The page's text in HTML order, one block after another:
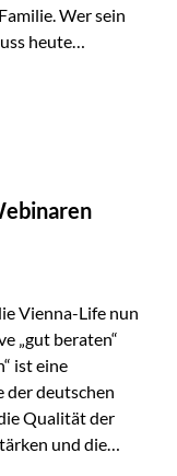
Wer sein
heute
und verfasst
verbindet.
Viele
Das kann zu
Streitigkeiten
Immobilien…
Vienna-Life nun
„gut beraten“
ist eine
deutschen
Qualität der
und die